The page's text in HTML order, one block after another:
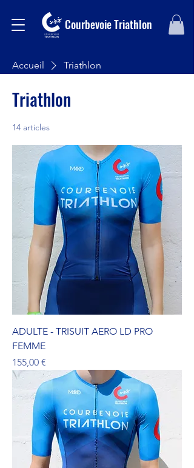
Courbevoie Triathlon
Accueil Triathlon
Triathlon
14 articles
ADULTE - TRISUIT AERO LD PRO
FEMME
Prix
155,00 €